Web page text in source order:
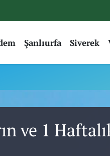
Şanlıurfa Siverek
ve 1